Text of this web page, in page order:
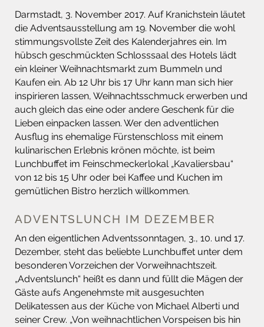
Darmstadt, 3. November 2017. Auf Kranichstein läutet
die Adventsausstellung am 19. November die wohl
stimmungsvollste Zeit des Kalenderjahres ein. Im
hübsch geschmückten Schlosssaal des Hotels lädt
ein kleiner Weihnachtsmarkt zum Bummeln und
Kaufen ein. Ab 12 Uhr bis 17 Uhr kann man sich hier
inspirieren lassen, Weihnachtsschmuck erwerben und
auch gleich das eine oder andere Geschenk für die
Lieben einpacken lassen. Wer den adventlichen
Ausflug ins ehemalige Fürstenschloss mit einem
kulinarischen Erlebnis krönen möchte, ist beim
Lunchbuffet im Feinschmeckerlokal „Kavaliersbau“
von 12 bis 15 Uhr oder bei Kaffee und Kuchen im
gemütlichen Bistro herzlich willkommen.
ADVENTSLUNCH IM DEZEMBER
An den eigentlichen Adventssonntagen, 3., 10. und 17.
Dezember, steht das beliebte Lunchbuffet unter dem
besonderen Vorzeichen der Vorweihnachtszeit.
„Adventslunch“ heißt es dann und füllt die Mägen der
Gäste aufs Angenehmste mit ausgesuchten
Delikatessen aus der Küche von Michael Alberti und
seiner Crew. „Von weihnachtlichen Vorspeisen bis hin